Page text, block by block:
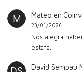
Mateo en
23/01/2026
Nos alegra
estafa.
David Sempau